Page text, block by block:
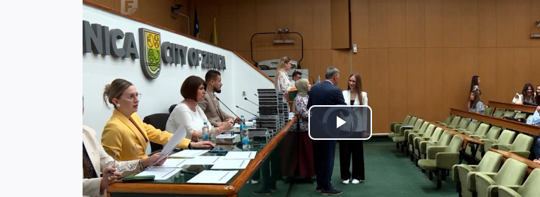
Video
Player
is
loading.
Play
Video